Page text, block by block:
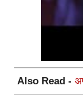
Also Read -